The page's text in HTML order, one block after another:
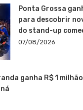
Ponta Grossa
para descobrir
do stand-up
07/08/2026
ganha R$ 1